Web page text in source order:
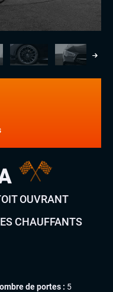
OUVRANT
CHAUFFANTS
de portes : 5